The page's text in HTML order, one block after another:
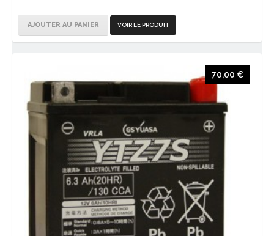
AJOUTER AU PANIER VOIR LE PRODUIT
70,00 €